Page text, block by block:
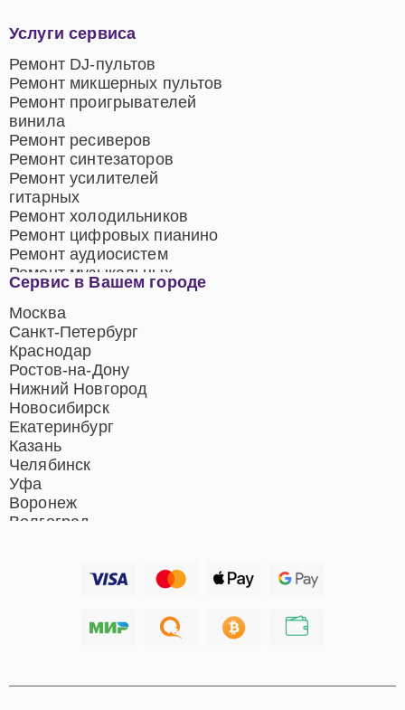
Сервис в Вашем городе
Москва
Санкт-Петербург
Краснодар
Ростов-на-Дону
Нижний Новгород
Новосибирск
Екатеринбург
Казань
Челябинск
Уфа
Воронеж
Волгоград
Хабаровск
Услуги сервиса
Ремонт DJ-пультов
Ремонт микшерных пультов
Ремонт проигрывателей
винила
Ремонт ресиверов
Ремонт синтезаторов
Ремонт усилителей
гитарных
Ремонт холодильников
Ремонт цифровых пианино
Ремонт аудиосистем
Ремонт музыкальных
центров
Ремонт домашних
кинотеатров
Ремонт микрофонов
Ремонт акустических
систем